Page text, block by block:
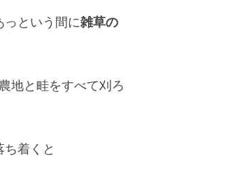
という間に雑草の
地と畦をすべて刈ろ
着くと